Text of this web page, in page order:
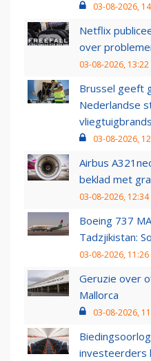
03-08-2026,
Netflix
over
03-08-2026, 13:22
Brussel geeft
Nederlandse
03-08-2026,
Airbus
beklad met
03-08-2026, 12:34
Boeing 737
Tadzjikistan:
03-08-2026, 11:26
Geruzie over
Mallorca
03-08-2026,
investeerders